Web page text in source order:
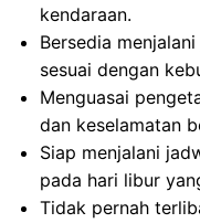
kendaraan.
Bersedia
sesuai dengan
Menguasai
dan keselamatan
Siap menjalani
pada hari libur
Tidak pernah